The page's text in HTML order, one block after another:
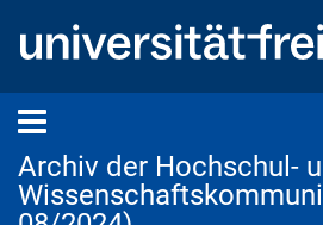
Archiv der Hochschul-